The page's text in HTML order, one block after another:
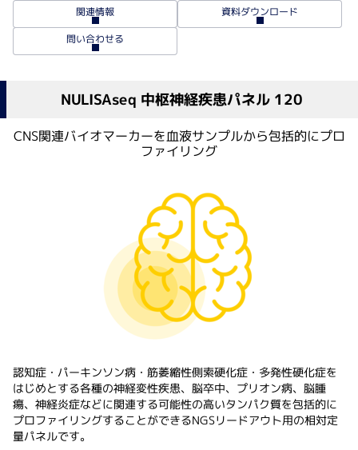
関連情報 資料ダウンロード
問い合わせる
NULISAseq 中枢神経疾患パネル 120
CNS関連バイオマーカーを血液サンプルから包括的にプロ
ファイリング
認知症・パーキンソン病・筋萎縮性側索硬化症・多発性硬化症を
はじめとする各種の神経変性疾患、脳卒中、プリオン病、脳腫
瘍、神経炎症などに関連する可能性の高いタンパク質を包括的に
プロファイリングすることができるNGSリードアウト用の相対定
量パネルです。